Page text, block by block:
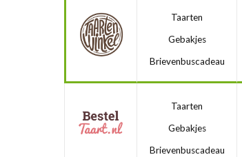
Taarten
Gebakjes
Brievenbuscadeau
Taarten
Gebakjes
Brievenbuscadeau